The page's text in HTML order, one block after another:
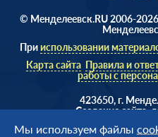
© Менделеевск.RU 2006-
Прииспользовании
Карта сайта Правила и
работы с
423650, г.
Cоздание сайта,
Мы используем файлы